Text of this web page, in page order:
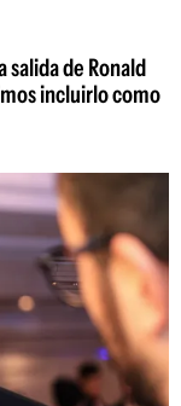
salida de Ronald
incluirlo como